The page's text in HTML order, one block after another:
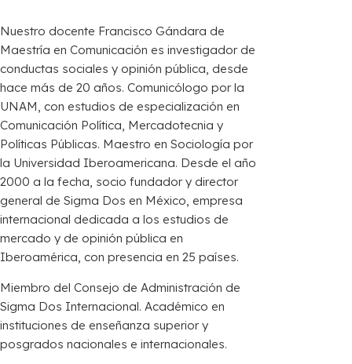
Nuestro docente Francisco Gándara de
Maestría en Comunicación es investigador de
conductas sociales y opinión pública, desde
hace más de 20 años. Comunicólogo por la
UNAM, con estudios de especialización en
Comunicación Política, Mercadotecnia y
Políticas Públicas. Maestro en Sociología por
la Universidad Iberoamericana. Desde el año
2000 a la fecha, socio fundador y director
general de Sigma Dos en México, empresa
internacional dedicada a los estudios de
mercado y de opinión pública en
Iberoamérica, con presencia en 25 países.
Miembro del Consejo de Administración de
Sigma Dos Internacional. Académico en
instituciones de enseñanza superior y
posgrados nacionales e internacionales.